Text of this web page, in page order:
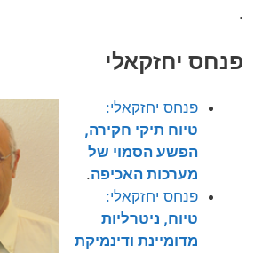
.
פנחס יחזקאלי
פנחס יחזקאלי:
טיוח תיקי חקירה,
הפשע הסמוי של
מערכות האכיפה.
פנחס יחזקאלי:
טיוח, ניטרליות
מדומיינת ודינמיקת